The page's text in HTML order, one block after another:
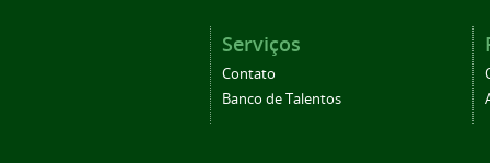
Serviços
Contato
Banco de Talentos